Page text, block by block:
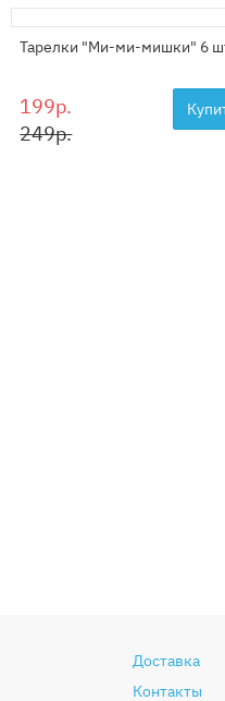
Тарелки "Ми-ми-мишки" 6
199р.
249р.
Доставка
Контакты